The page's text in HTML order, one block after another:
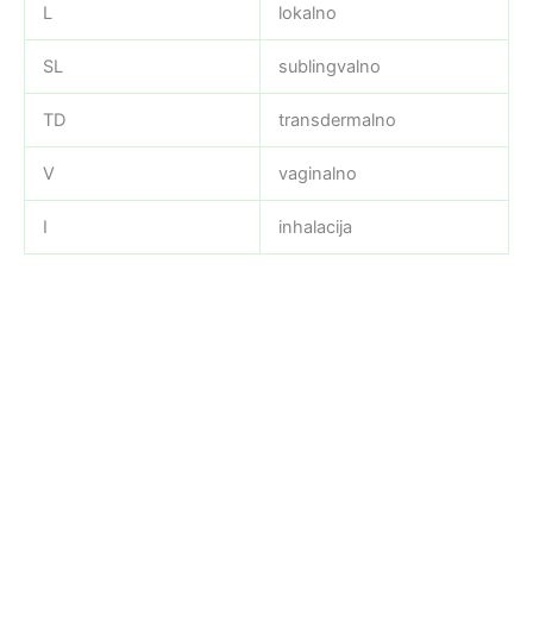
L lokalno
SL sublingvalno
TD transdermalno
V vaginalno
I inhalacija